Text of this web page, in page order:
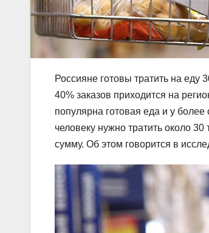
Россияне готовы тратить на еду
40% заказов приходится на
популярна готовая еда и у
человеку нужно тратить около
сумму. Об этом говорится в